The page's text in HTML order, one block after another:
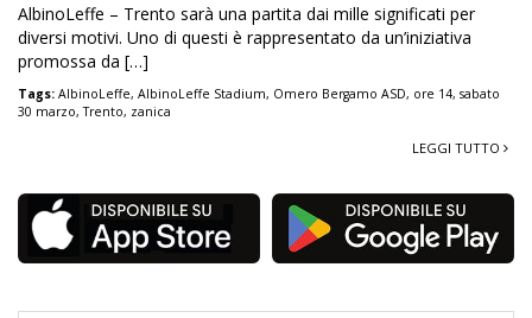
AlbinoLeffe – Trento sarà una partita dai mille significati per
diversi motivi. Uno di questi è rappresentato da un’iniziativa
promossa da […]
Tags: AlbinoLeffe, AlbinoLeffe Stadium, Omero Bergamo ASD, ore 14, sabato
30 marzo,Trento, zanica
LEGGI TUTTO